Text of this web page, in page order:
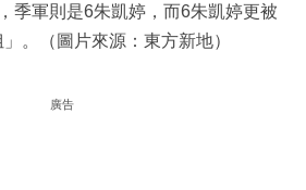
季軍則是6朱凱婷，而6朱凱婷更被
。（圖片來源：東方新地）
廣告